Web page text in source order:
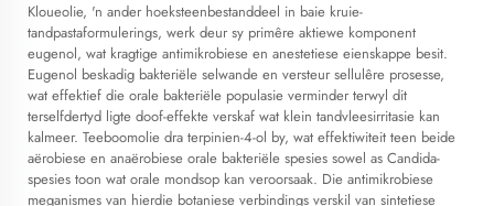
Kloueolie, 'n ander hoeksteenbestanddeel in baie kruie-
tandpastaformulerings, werk deur sy primêre aktiewe komponent
eugenol, wat kragtige antimikrobiese en anestetiese eienskappe besit.
Eugenol beskadig bakteriële selwande en versteur sellulêre prosesse,
wat effektief die orale bakteriële populasie verminder terwyl dit
terselfdertyd ligte doof-effekte verskaf wat klein tandvleesirritasie kan
kalmeer. Teeboomolie dra terpinien-4-ol by, wat effektiwiteit teen beide
aërobiese en anaërobiese orale bakteriële spesies sowel as Candida-
spesies toon wat orale mondsop kan veroorsaak. Die antimikrobiese
meganismes van hierdie botaniese verbindings verskil van sintetiese